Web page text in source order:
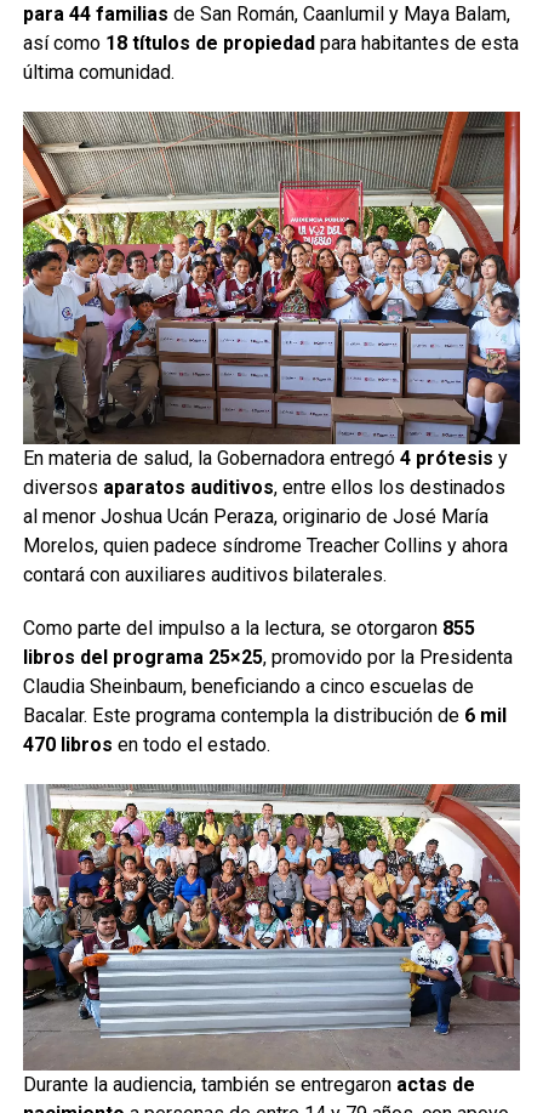
para 44 familias de San Román, Caanlumil y Maya Balam,
así como 18 títulos de propiedadpara habitantes de esta
última comunidad.
En materia de salud, la Gobernadora entregó 4 prótesis y
diversos aparatos auditivos, entre ellos los destinados
al menor Joshua Ucán Peraza, originario de José María
Morelos, quien padece síndrome Treacher Collins y ahora
contará con auxiliares auditivos bilaterales.
Como parte del impulso a la lectura, se otorgaron 855
libros del programa 25×25, promovido por la Presidenta
Claudia Sheinbaum, beneficiando a cinco escuelas de
Bacalar. Este programa contempla la distribución de 6 mil
470 libros en todo el estado.
Durante la audiencia, también se entregaron actas de